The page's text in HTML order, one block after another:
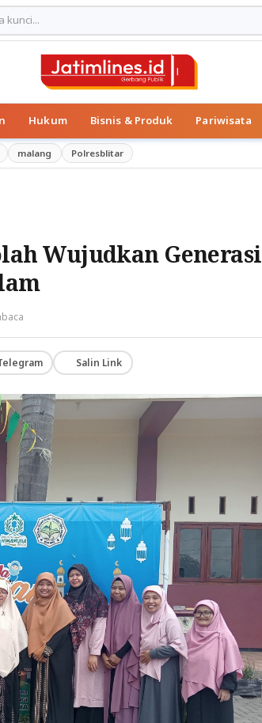
Hukum Bisnis & Produk Pariwisata
malang Polresblitar
Wujudkan Generasi
Salin Link